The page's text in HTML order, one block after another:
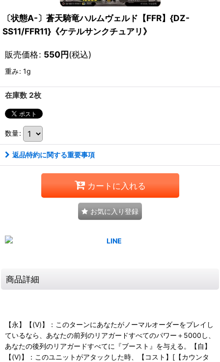
〔状態A-〕蒼天騎竜ハルムヴェルド【FFR】{DZ-
SS11/FFR11}《ケテルサンクチュアリ》
販売価格: 550円(税込)
重み: 1g
在庫数 2枚
数量:
返品特約に関する重要事項
カートに入れる
お気に入り登録
商品詳細
【永】【(V)】：このターンにあなたがノーマルオーダーをプレイし
ているなら、あなたの前列のリアガードすべてのパワー＋5000し、
あなたの後列のリアガードすべてに『ブースト』を与える。【自】
【(V)】：このユニットがアタックした時、【コスト】[【カウンタ